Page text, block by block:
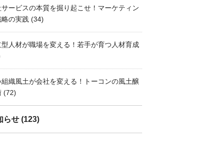
サービスの本質を掘り起こせ！マーケティン
略の実践 (34)
型人材が職場を変える！若手が育つ人材育成
組織風土が会社を変える！トーコンの風土醸
(72)
らせ (123)